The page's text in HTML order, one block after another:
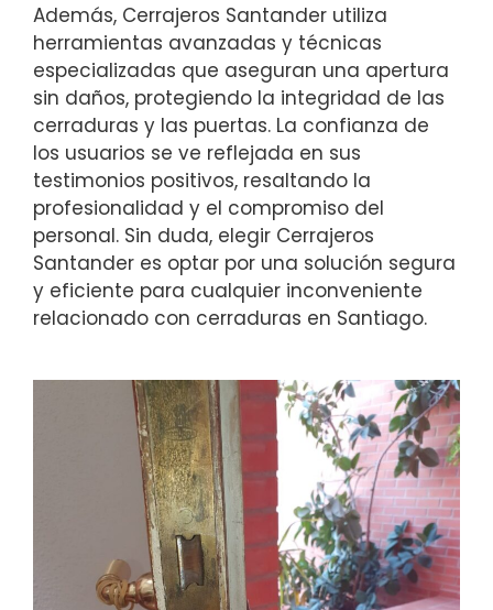
Además, Cerrajeros Santander utiliza
herramientas avanzadas y técnicas
especializadas que aseguran una apertura
sin daños, protegiendo la integridad de las
cerraduras y las puertas. La confianza de
los usuarios se ve reflejada en sus
testimonios positivos, resaltando la
profesionalidad y el compromiso del
personal. Sin duda, elegir Cerrajeros
Santander es optar por una solución segura
y eficiente para cualquier inconveniente
relacionado con cerraduras en Santiago.